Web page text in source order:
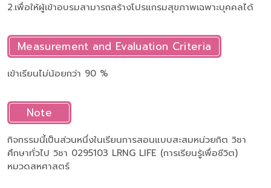
2.เพื่อให้ผู้เข้าอบรมสามารถสร้างโปรแกรมสุขภาพเฉพาะบุคคลได้
Measurement and Evaluation Criteria
เข้าเรียนไม่น้อยกว่า 90 %
Note
กิจกรรมนี้เป็นส่วนหนึ่งในเรียนการสอนแบบสะสมหน่วยกิต วิชา
ศึกษาทั่วไป วิชา 0295103 LRNG LIFE (การเรียนรู้เพื่อชีวิต)
หมวดสหศาสตร์